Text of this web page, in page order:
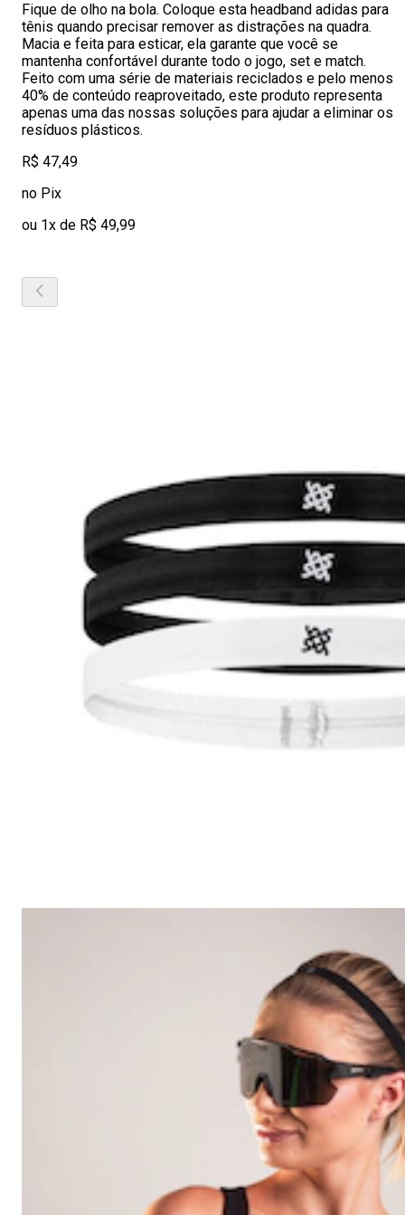
Fique de olho na bola. Coloque esta headband adidas para
tênis quando precisar remover as distrações na quadra.
Macia e feita para esticar, ela garante que você se
mantenha confortável durante todo o jogo, set e match.
Feito com uma série de materiais reciclados e pelo menos
40% de conteúdo reaproveitado, este produto representa
apenas uma das nossas soluções para ajudar a eliminar os
resíduos plásticos.
R$ 47,49
no Pix
ou 1x de R$ 49,99